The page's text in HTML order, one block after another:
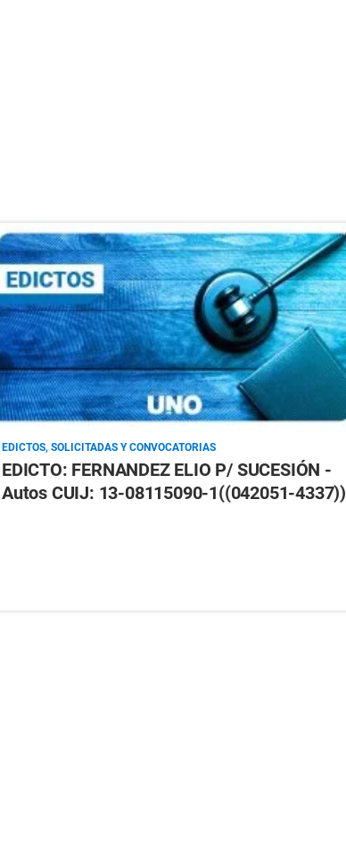
EDICTOS, SOLICITADAS Y CONVOCATORIAS
EDICTO: FERNANDEZ ELIO P/ SUCESIÓN -
Autos CUIJ: 13-08115090-1((042051-4337))